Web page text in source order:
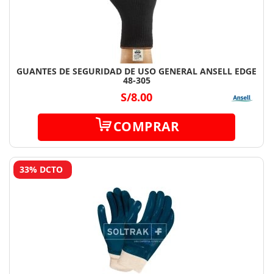
GUANTES DE SEGURIDAD DE USO GENERAL ANSELL EDGE
48-305
S/8.00
COMPRAR
33% DCTO